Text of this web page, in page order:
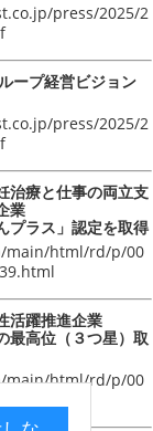
press/2025/2
プ経営ビジョン
press/2025/2
療と仕事の両立支
業
プラス」認定を取得
main/html/rd/p/00
躍推進企業
最高位（３つ星）取
main/html/rd/p/00